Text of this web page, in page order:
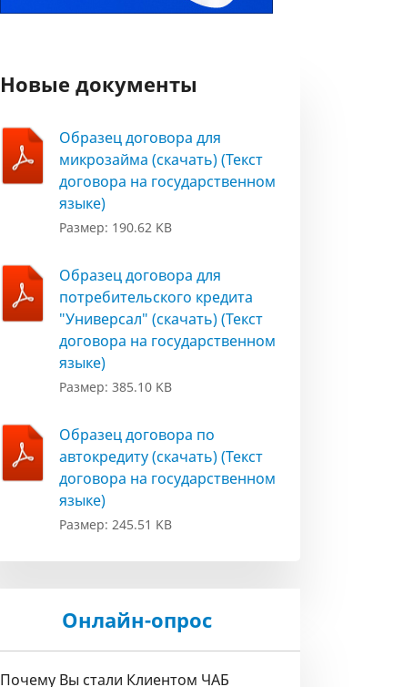
Новые документы
Образец договора для
микрозайма (скачать) (Текст
договора на государственном
языке)
Размер: 190.62 KB
Образец договора для
потребительского кредита
"Универсал" (скачать) (Текст
договора на государственном
языке)
Размер: 385.10 KB
Образец договора по
автокредиту (скачать) (Текст
договора на государственном
языке)
Размер: 245.51 KB
Онлайн-опрос
Почему Вы стали Клиентом ЧАБ